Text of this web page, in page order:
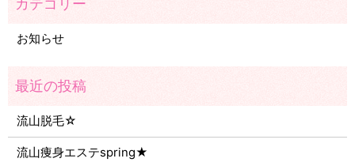
お知らせ
流山脱毛☆
流山痩身エステspring★